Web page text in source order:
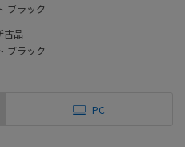
ブラック
古品
ブラック
PC